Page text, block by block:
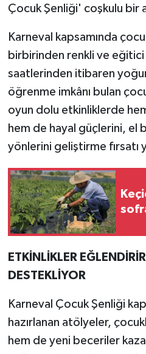
Çocuk Şenliği' coşkulu bir
Karneval kapsamında
birbirinden renkli ve
saatlerinden itibaren
öğrenme imkânı bulan
oyun dolu etkinliklerde
hem de hayal güçlerini, el
yönlerini geliştirme fırsatı
ETKİNLİKLER
DESTEKLİYOR
Karneval Çocuk Şenliği
hazırlanan atölyeler,
hem de yeni beceriler